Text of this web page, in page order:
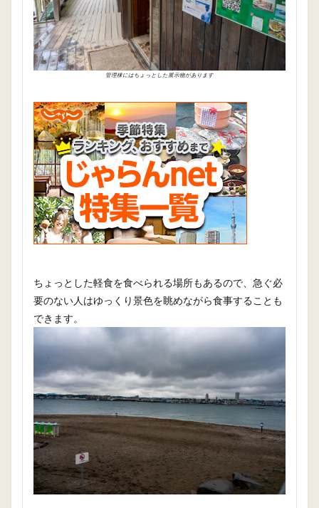
管理棟にはちょっとした展示物があります
ちょっとした軽食を食べられる場所もあるので、急ぐ必
要のない人はゆっくり景色を眺めながら食事することも
できます。